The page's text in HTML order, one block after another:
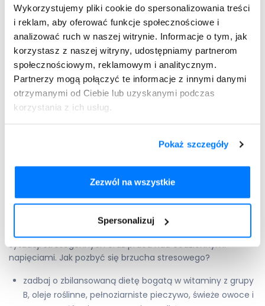
Wykorzystujemy pliki cookie do spersonalizowania treści
i reklam, aby oferować funkcje społecznościowe i
analizować ruch w naszej witrynie. Informacje o tym, jak
korzystasz z naszej witryny, udostępniamy partnerom
społecznościowym, reklamowym i analitycznym.
Partnerzy mogą połączyć te informacje z innymi danymi
otrzymanymi od Ciebie lub uzyskanymi podczas
korzystania z ich usług.
Pokaż szczegóły
Zezwól na wszystkie
Spersonalizuj
uczucie ściśnięcia żołądka,
nudności,
nerwobóle.
Potrzebujesz recepty? Rozpocznij konsultację
Jak pozbyć się brzucha
stresowego?
W jaki sposób pozbyć się nadmiaru szkodliwej tkanki
brzucha stresowego rekomenduje się wprowadzenie
ogólnie przyjętych norm zdrowego żywienia. Istotna jest
nadprogramowy tłuszcz, a jednocześnie wzmocni mięśnie i
ujędrni skórę. W skutecznej redukcji brzucha stresowego
sytuacji stresogennych oraz praca nad codziennymi
napięciami. Jak pozbyć się brzucha stresowego?
zadbaj o zbilansowaną dietę bogatą w witaminy z grupy
B, oleje roślinne, pełnoziarniste pieczywo, świeże owoce i